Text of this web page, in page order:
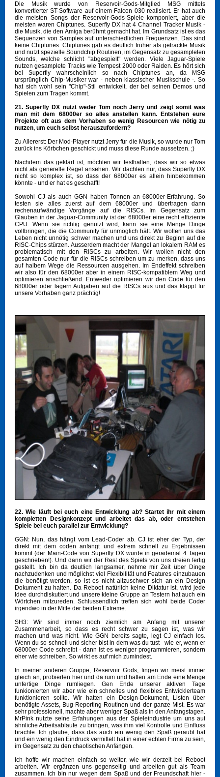
Die Musik wurde von Reservoir-Gods-Mitglied MSG mittels
konvertierter ST-Software auf einem Falcon 030 realisiert. Er hat auch
die meisten Songs der Reservoir-Gods-Spiele komponiert, aber die
meisten waren Chiptunes. Superfly DX hat 4 Channel Tracker Musik -
die Musik, die den Amiga berühmt gemacht hat. Im Grundsatz ist es das
Sequenzen von Samples auf unterschiedlichen Frequenzen. Das sind
keine Chiptunes. Chiptunes gab es deutlich früher als getrackte Musik
und nutzt spezielle Soundchip Routinen, im Gegensatz zu gesampleten
Sounds, welche schlicht "abgespielt" werden. Viele Jaguar-Spiele
nutzen gesamplete Tracks wie Tempest 2000 oder Raiden. Es hört sich
bei Superfly wahrscheinlich so nach Chiptunes an, da MSG
ursprünglich Chip-Musiker war - neben klassischer Musikschule -. So
hat sich wohl sein "Chip"-Stil entwickelt, der bei seinen Demos und
Spielen zum Tragen kommt.
21. Superfly DX nutzt weder Tom noch Jerry und zeigt somit was
man mit dem 68000er so alles anstellen kann. Entstehen eure
Projekte oft aus dem Vorhaben so wenig Resourcen wie nötig zu
nutzen, um euch selbst herauszufordern?
Zu Allererst: Der Mod-Player nutzt Jerry für die Musik, so wurde nur Tom
zurück ins Körbchen geschickt und muss diese Runde aussetzen. ;)
Nachdem das geklärt ist, möchten wir festhalten, dass wir so etwas
nicht als generelle Regel ansehen. Wir dachten nur, dass Superfly DX
nicht so komplex ist, so dass der 68000er es allein hinbekommen
könnte - und er hat es geschafft!
Sowohl CJ als auch GGN haben Tonnen an 68000er-Erfahrung. So
testen sie alles zuerst auf dem 68000er und übertragen dann
rechenaufwändige Vorgänge auf die RISCs. Im Gegensatz zum
Glauben in der Jaguar-Community ist der 68000er eine recht effiziente
CPU. Wenn sie richtig genutzt wird, kann sie eine Menge Dinge
vollbringen, die die Community für unmöglich hält. Wir wollen uns das
Leben nicht unnötig schwer machen und uns direkt zu Beginn auf die
RISC-Chips stürzen. Ausserdem macht der Mangel an lokalem RAM es
problematisch mit den RISCs zu arbeiten. Wir wollen nicht den
gesamten Code nur für die RISCs schreiben um zu merken, dass uns
auf halbem Wege die Ressourcen ausgehen. Im Endeffekt schreiben
wir also für den 68000er aber in einem RISC-kompatiblem Weg und
optimieren anschließend. Entweder optimieren wir den Code für den
68000er oder lagern Aufgaben auf die RISCs aus und das klappt für
unsere Vorhaben ganz prächtig!
22. Wie läuft bei euch eine Entwicklung ab? Startet ihr mit einem
kompletten Designkonzept und arbeitet das ab, oder entstehen
Spiele bei euch parallel zur Entwicklung?
GGN: Nun, das hängt vom Lead-Coder ab. CJ ist eher der Typ, der
direkt mit dem coden anfängt und extrem schnell zu Ergebnissen
kommt (der Main-Code von Superfly DX wurde in gerademal 4 Tagen
geschrieben!). Und dann wir der Rest des Spiels von uns dreien fertig
gestellt. Ich bin da deutlich langsamer, nehme mir Zeit über Dinge
nachzudenken und möglichst viel Flexibilität und Features einzubauen
die benötigt werden, so ist es nicht allzuschwer sich an ein Design
Dokument zu halten. Da Reboot natürlich keine Diktatur ist, wird jede
Idee durchdiskutiert und unsere kleine Gruppe an Testern hat auch ein
Wörtchen mitzureden. Schlussendlich treffen sich wohl beide Coder
irgendwo in der Mitte der beiden Extreme.
SH3: Wir sind immer noch ziemlich am Anfang mit unserer
Zusammenarbeit, so dass es recht schwer zu sagen ist, was wir
machen und was nicht. Wie GGN bereits sagte, legt CJ einfach los.
Wenn du so schnell und sicher bist in dem was du tust - wie er, wenn er
68000er Code schreibt - dann ist es weniger programmieren, sondern
eher wie schreiben. So wirkt es auf mich zumindest.
In meiner anderen Gruppe, Reservoir Gods, fingen wir meist immer
gleich an, probierten hier und da rum und hatten am Ende eine Menge
unfertige Dinge rumliegen. Gen Ende unserer aktiven Tage
funkionierten wir aber wie ein schnelles und flexibles Entwicklerteam
funktionieren sollte. Wir hatten ein Design-Dokument, Listen über
benötigte Assets, Bug-Reporting-Routinen und der ganze Mist. Es war
sehr professionell, machte aber weniger Spaß als in den Anfangstagen.
MrPink nutzte seine Erfahungen aus der Spieleindustrie um uns auf
ähnliche Arbeitsabläufe zu bringen, was ihm viel Kontrolle und Einfluss
brachte. Ich glaube, dass das auch ein wenig den Spaß geraubt hat
und ein wenig den Eindruck vermittelt hat in einer echten Firma zu sein,
im Gegensatz zu den chaotischen Anfängen.
Ich hoffe wir machen einfach so weiter, wie wir derzeit bei Reboot
arbeiten. Wir ergänzen uns gegenseitig und arbeiten gut als Team
zusammen. Ich bin nur wegen dem Spaß und der Freundschaft hier -